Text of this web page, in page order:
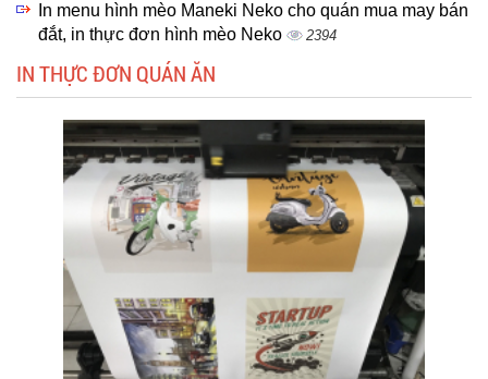
In menu hình mèo Maneki Neko cho quán mua may bán
đắt, in thực đơn hình mèo Neko
2394
IN THỰC ĐƠN QUÁN ĂN